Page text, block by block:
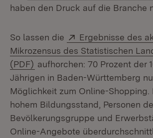
haben den Druck auf die Branche
So lassen die Extern:
Ergebnisse des
Mikrozensus des Statistischen
(PDF) (Öffnet in neuem Fenster)
aufhorchen: 70 Prozent der
Jährigen in Baden-Württemberg
Möglichkeit zum Online-Shopping.
hohem Bildungsstand, Personen
Bevölkerungsgruppe und
Online-Angebote